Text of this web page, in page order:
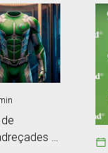
al